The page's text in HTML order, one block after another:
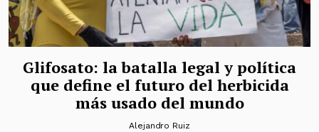
Glifosato: la batalla legal y política
que define el futuro del herbicida
más usado del mundo
Alejandro Ruiz